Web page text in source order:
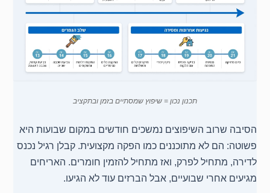
תכנון נכון = שיפוץ שמסתיים בזמן ובתקציב
הסיבה שרוב השיפוצים נמשכים חודשים במקום שבועות היא
פשוטה: הם לא מתוכננים כמו הפקה מקצועית. קבלן רגיל נכנס
לדירה, מתחיל לפרק, ואז מתחיל להזמין חומרים. האריחים
מגיעים אחרי שבועיים, אבל הברזים עוד לא הגיעו.